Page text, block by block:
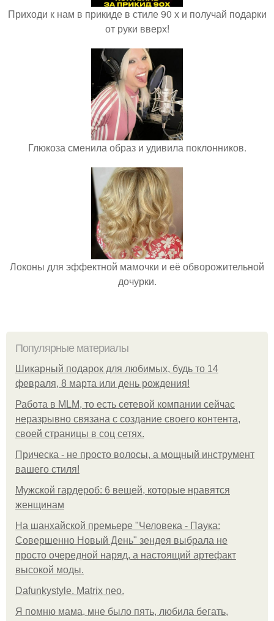
Приходи к нам в прикиде в стиле 90 х и получай подарки
от руки вверх!
Глюкоза сменила образ и удивила поклонников.
Локоны для эффектной мамочки и её обворожительной
дочурки.
Популярные материалы
Шикарный подарок для любимых, будь то 14
февраля, 8 марта или день рождения!
Работа в MLM, то есть сетевой компании сейчас
неразрывно связана с создание своего контента,
своей страницы в соц сетях.
Прическа - не просто волосы, а мощный инструмент
вашего стиля!
Мужской гардероб: 6 вещей, которые нравятся
женщинам
На шанхайской премьере "Человека - Паука:
Совершенно Новый День" зендея выбрала не
просто очередной наряд, а настоящий артефакт
высокой моды.
Dafunkystyle. Matrix neo.
Я помню мама, мне было пять, любила бегать,